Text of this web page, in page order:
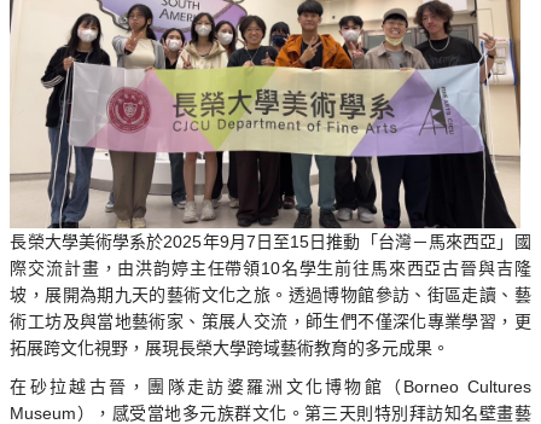
長榮大學美術學系於2025年9月7日至15日推動「台灣－馬來西亞」國
際交流計畫，由洪韵婷主任帶領10名學生前往馬來西亞古晉與吉隆
坡，展開為期九天的藝術文化之旅。透過博物館參訪、街區走讀、藝
術工坊及與當地藝術家、策展人交流，師生們不僅深化專業學習，更
拓展跨文化視野，展現長榮大學跨域藝術教育的多元成果。
在砂拉越古晉，團隊走訪婆羅洲文化博物館（Borneo Cultures
Museum），感受當地多元族群文化。第三天則特別拜訪知名壁畫藝